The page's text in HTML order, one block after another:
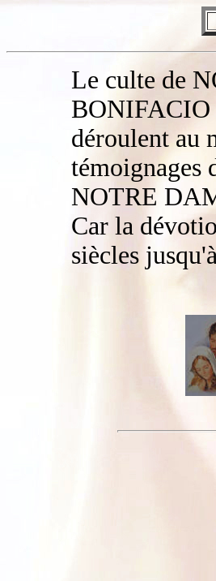
Le culte de
BONIFACIO
déroulent au
témoignages
NOTRE
Car la
siècles